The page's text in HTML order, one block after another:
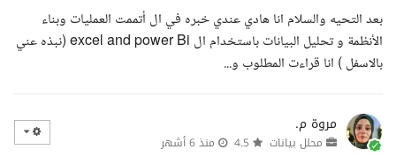
بعد التحيه والسلام انا هادي عندي خبره في ال أتممت العمليات وبناء
الأنظمة و تحليل البيانات باستخدام ال excel and power Bi (نبذه عني
بالاسفل ) انا قراءت المطلوب و...
مروة م.
محلل بيانات منذ 6 أشهر